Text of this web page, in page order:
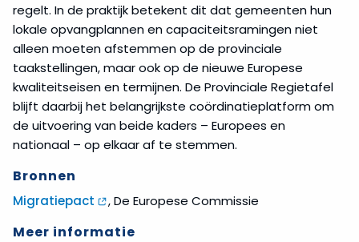
regelt. In de praktijk betekent dit dat gemeenten hun
lokale opvangplannen en capaciteitsramingen niet
alleen moeten afstemmen op de provinciale
taakstellingen, maar ook op de nieuwe Europese
kwaliteitseisen en termijnen. De Provinciale Regietafel
blijft daarbij het belangrijkste coördinatieplatform om
de uitvoering van beide kaders – Europees en
nationaal – op elkaar af te stemmen.
Bronnen
Migratiepact , De Europese Commissie
Meer informatie